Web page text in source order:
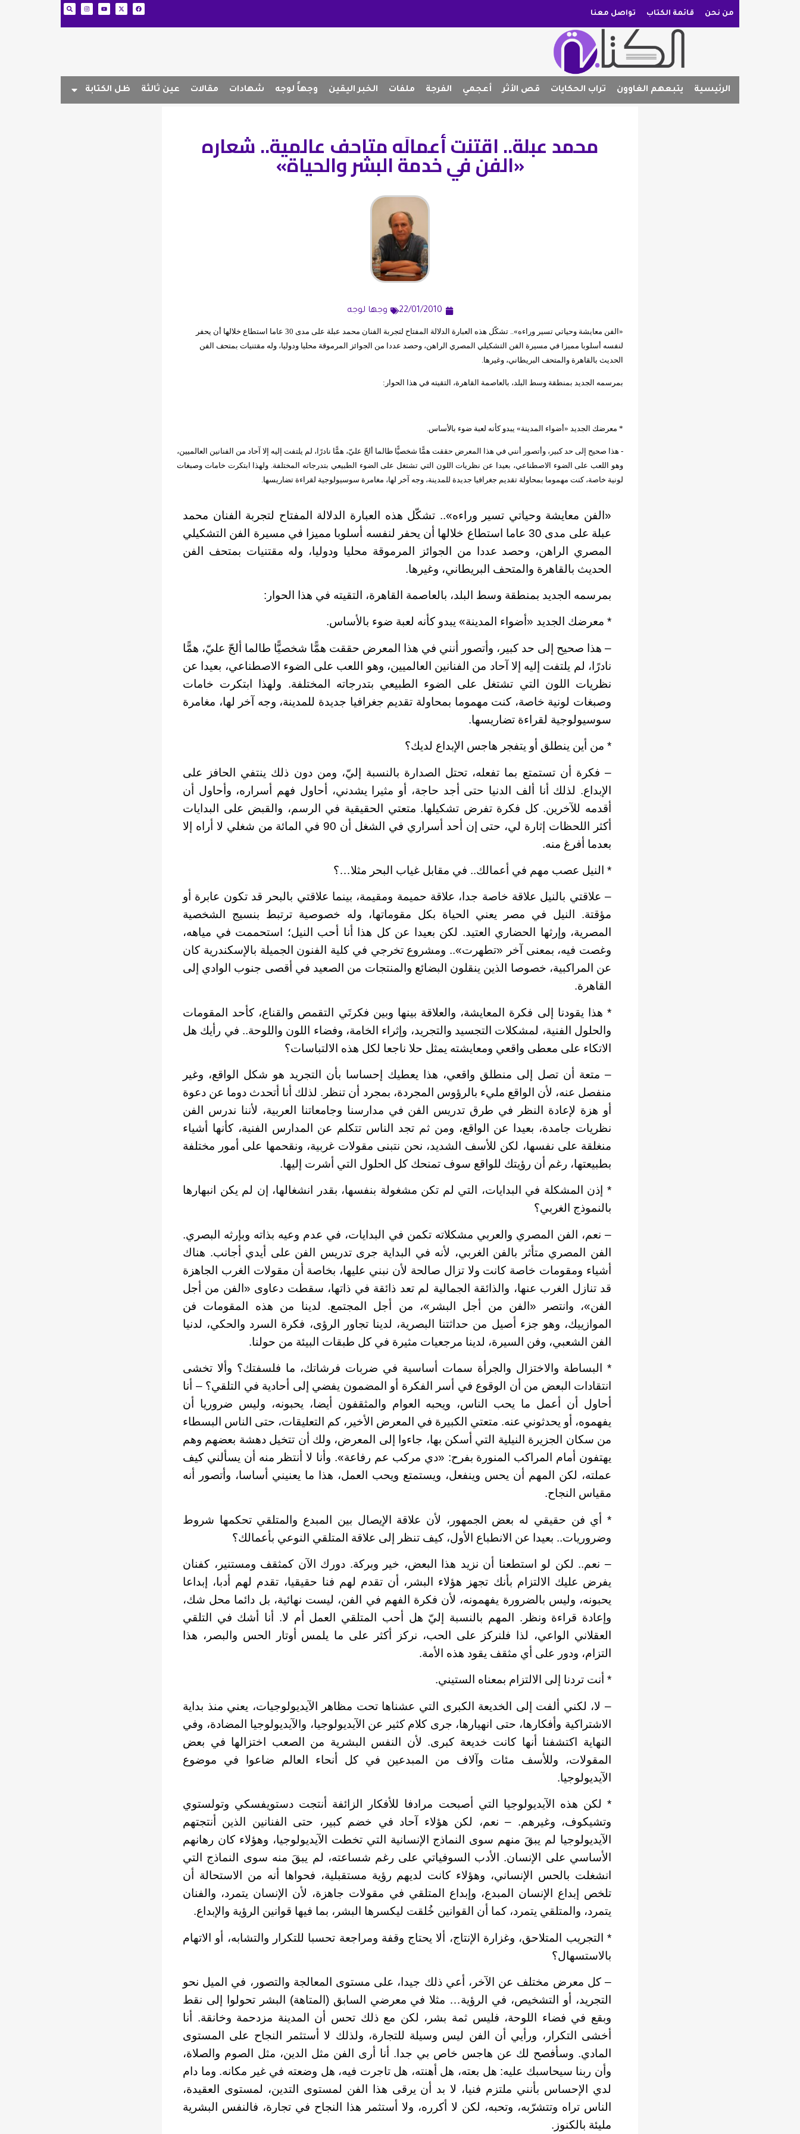
من نحن قائمة الكتاب تواصل معنا
الرئيسية يتبعهم الغاوون تراب الحكايات قص الأثر أعجمي الفرجة ملفات الخبر اليقين وجهاً لوجه شهادات مقالات عين ثالثة ظل الكتابة
محمد عبلة.. اقتنت أعمالَه متاحف عالمية.. شعاره
«الفن في خدمة البشر والحياة»
22/01/2010 وجها لوجه
«الفن معايشة وحياتي تسير وراءه».. تشكّل هذه العبارة الدلالة المفتاح لتجربة الفنان محمد عبلة على مدى 30 عاما استطاع خلالها أن يحفر
لنفسه أسلوبا مميزا في مسيرة الفن التشكيلي المصري الراهن، وحصد عددا من الجوائز المرموقة محليا ودوليا، وله مقتنيات بمتحف الفن
الحديث بالقاهرة والمتحف البريطاني، وغيرها.
بمرسمه الجديد بمنطقة وسط البلد، بالعاصمة القاهرة، التقيته في هذا الحوار:
* معرضك الجديد «أضواء المدينة» يبدو كأنه لعبة ضوء بالأساس.
- هذا صحيح إلى حد كبير، وأتصور أنني في هذا المعرض حققت همًّا شخصيًّا طالما ألحّ عليّ، همًّا نادرًا، لم يلتفت إليه إلا آحاد من الفنانين العالميين،
وهو اللعب على الضوء الاصطناعي، بعيدا عن نظريات اللون التي تشتغل على الضوء الطبيعي بتدرجاته المختلفة. ولهذا ابتكرت خامات وصبغات
لونية خاصة، كنت مهموما بمحاولة تقديم جغرافيا جديدة للمدينة، وجه آخر لها، مغامرة سوسيولوجية لقراءة تضاريسها.
«الفن معايشة وحياتي تسير وراءه».. تشكّل هذه العبارة الدلالة المفتاح لتجربة الفنان محمد
عبلة على مدى 30 عاما استطاع خلالها أن يحفر لنفسه أسلوبا مميزا في مسيرة الفن التشكيلي
المصري الراهن، وحصد عددا من الجوائز المرموقة محليا ودوليا، وله مقتنيات بمتحف الفن
الحديث بالقاهرة والمتحف البريطاني، وغيرها.
بمرسمه الجديد بمنطقة وسط البلد، بالعاصمة القاهرة، التقيته في هذا الحوار:
* معرضك الجديد «أضواء المدينة» يبدو كأنه لعبة ضوء بالأساس.
– هذا صحيح إلى حد كبير، وأتصور أنني في هذا المعرض حققت همًّا شخصيًّا طالما ألحّ عليّ، همًّا
نادرًا، لم يلتفت إليه إلا آحاد من الفنانين العالميين، وهو اللعب على الضوء الاصطناعي، بعيدا عن
نظريات اللون التي تشتغل على الضوء الطبيعي بتدرجاته المختلفة. ولهذا ابتكرت خامات
وصبغات لونية خاصة، كنت مهموما بمحاولة تقديم جغرافيا جديدة للمدينة، وجه آخر لها، مغامرة
سوسيولوجية لقراءة تضاريسها.
* من أين ينطلق أو يتفجر هاجس الإبداع لديك؟
– فكرة أن تستمتع بما تفعله، تحتل الصدارة بالنسبة إليّ، ومن دون ذلك ينتفي الحافز على
الإبداع. لذلك أنا ألف الدنيا حتى أجد حاجة، أو مثيرا يشدني، أحاول فهم أسراره، وأحاول أن
أقدمه للآخرين. كل فكرة تفرض تشكيلها. متعتي الحقيقية في الرسم، والقبض على البدايات
أكثر اللحظات إثارة لي، حتى إن أحد أسراري في الشغل أن 90 في المائة من شغلي لا أراه إلا
بعدما أفرغ منه.
* النيل عصب مهم في أعمالك.. في مقابل غياب البحر مثلا…؟
– علاقتي بالنيل علاقة خاصة جدا، علاقة حميمة ومقيمة، بينما علاقتي بالبحر قد تكون عابرة أو
مؤقتة. النيل في مصر يعني الحياة بكل مقوماتها، وله خصوصية ترتبط بنسيج الشخصية
المصرية، وإرثها الحضاري العتيد. لكن بعيدا عن كل هذا أنا أحب النيل؛ استحممت في مياهه،
وغصت فيه، بمعنى آخر «تطهرت».. ومشروع تخرجي في كلية الفنون الجميلة بالإسكندرية كان
عن المراكبية، خصوصا الذين ينقلون البضائع والمنتجات من الصعيد في أقصى جنوب الوادي إلى
القاهرة.
* هذا يقودنا إلى فكرة المعايشة، والعلاقة بينها وبين فكرتَي التقمص والقناع، كأحد المقومات
والحلول الفنية، لمشكلات التجسيد والتجريد، وإثراء الخامة، وفضاء اللون واللوحة.. في رأيك هل
الاتكاء على معطى واقعي ومعايشته يمثل حلا ناجعا لكل هذه الالتباسات؟
– متعة أن تصل إلى منطلق واقعي، هذا يعطيك إحساسا بأن التجريد هو شكل الواقع، وغير
منفصل عنه، لأن الواقع مليء بالرؤوس المجردة، بمجرد أن تنظر. لذلك أنا أتحدث دوما عن دعوة
أو هزة لإعادة النظر في طرق تدريس الفن في مدارسنا وجامعاتنا العربية، لأننا ندرس الفن
نظريات جامدة، بعيدا عن الواقع، ومن ثم تجد الناس تتكلم عن المدارس الفنية، كأنها أشياء
منغلقة على نفسها، لكن للأسف الشديد، نحن نتبنى مقولات غربية، ونقحمها على أمور مختلفة
بطبيعتها، رغم أن رؤيتك للواقع سوف تمنحك كل الحلول التي أشرت إليها.
* إذن المشكلة في البدايات، التي لم تكن مشغولة بنفسها، بقدر انشغالها، إن لم يكن انبهارها
بالنموذج الغربي؟
– نعم، الفن المصري والعربي مشكلاته تكمن في البدايات، في عدم وعيه بذاته وبإرثه البصري.
الفن المصري متأثر بالفن الغربي، لأنه في البداية جرى تدريس الفن على أيدي أجانب. هناك
أشياء ومقومات خاصة كانت ولا تزال صالحة لأن نبني عليها، بخاصة أن مقولات الغرب الجاهزة
قد تنازل الغرب عنها، والذائقة الجمالية لم تعد ذائقة في ذاتها، سقطت دعاوى «الفن من أجل
الفن»، وانتصر «الفن من أجل البشر»، من أجل المجتمع. لدينا من هذه المقومات فن
الموازييك، وهو جزء أصيل من حداثتنا البصرية، لدينا تجاور الرؤى، فكرة السرد والحكي، لدنيا
الفن الشعبي، وفن السيرة، لدينا مرجعيات مثيرة في كل طبقات البيئة من حولنا.
* البساطة والاختزال والجرأة سمات أساسية في ضربات فرشاتك، ما فلسفتك؟ وألا تخشى
انتقادات البعض من أن الوقوع في أسر الفكرة أو المضمون يفضي إلى أحادية في التلقي؟ – أنا
أحاول أن أعمل ما يحب الناس، ويحبه العوام والمثقفون أيضا، يحبونه، وليس ضروريا أن
يفهموه، أو يحدثوني عنه. متعتي الكبيرة في المعرض الأخير، كم التعليقات، حتى الناس البسطاء
من سكان الجزيرة النيلية التي أسكن بها، جاءوا إلى المعرض، ولك أن تتخيل دهشة بعضهم وهم
يهتفون أمام المراكب المنورة بفرح: «دي مركب عم رفاعة». وأنا لا أنتظر منه أن يسألني كيف
عملته، لكن المهم أن يحس وينفعل، ويستمتع ويحب العمل، هذا ما يعنيني أساسا، وأتصور أنه
مقياس النجاح.
* أي فن حقيقي له بعض الجمهور، لأن علاقة الإيصال بين المبدع والمتلقي تحكمها شروط
وضروريات.. بعيدا عن الانطباع الأول، كيف تنظر إلى علاقة المتلقي النوعي بأعمالك؟
– نعم.. لكن لو استطعنا أن نزيد هذا البعض، خير وبركة. دورك الآن كمثقف ومستنير، كفنان
يفرض عليك الالتزام بأنك تجهز هؤلاء البشر، أن تقدم لهم فنا حقيقيا، تقدم لهم أدبا، إبداعا
يحبونه، وليس بالضرورة يفهمونه، لأن فكرة الفهم في الفن، ليست نهائية، بل دائما محل شك،
وإعادة قراءة ونظر. المهم بالنسبة إليّ هل أحب المتلقي العمل أم لا. أنا أشك في التلقي
العقلاني الواعي، لذا فلنركز على الحب، نركز أكثر على ما يلمس أوتار الحس والبصر، هذا
التزام، ودور على أي مثقف يقود هذه الأمة.
* أنت تردنا إلى الالتزام بمعناه الستيني.
– لا، لكني ألفت إلى الخديعة الكبرى التي عشناها تحت مظاهر الآيديولوجيات، يعني منذ بداية
الاشتراكية وأفكارها، حتى انهيارها، جرى كلام كثير عن الآيديولوجيا، والآيديولوجيا المضادة، وفي
النهاية اكتشفنا أنها كانت خديعة كبرى. لأن النفس البشرية من الصعب اختزالها في بعض
المقولات، وللأسف مئات وآلاف من المبدعين في كل أنحاء العالم ضاعوا في موضوع
الآيديولوجيا.
* لكن هذه الآيديولوجيا التي أصبحت مرادفا للأفكار الزائفة أنتجت دستويفسكي وتولستوي
وتشيكوف، وغيرهم. – نعم، لكن هؤلاء آحاد في خضم كبير، حتى الفنانين الذين أنتجتهم
الآيديولوجيا لم يبقَ منهم سوى النماذج الإنسانية التي تخطت الآيديولوجيا، وهؤلاء كان رهانهم
الأساسي على الإنسان. الأدب السوفياتي على رغم شساعته، لم يبقَ منه سوى النماذج التي
انشغلت بالحس الإنساني، وهؤلاء كانت لديهم رؤية مستقبلية، فحواها أنه من الاستحالة أن
تلخص إبداع الإنسان المبدع، وإبداع المتلقي في مقولات جاهزة، لأن الإنسان يتمرد، والفنان
يتمرد، والمتلقي يتمرد، كما أن القوانين خُلقت ليكسرها البشر، بما فيها قوانين الرؤية والإبداع.
* التجريب المتلاحق، وغزارة الإنتاج، ألا يحتاج وقفة ومراجعة تحسبا للتكرار والتشابه، أو الاتهام
بالاستسهال؟
– كل معرض مختلف عن الآخر، أعي ذلك جيدا، على مستوى المعالجة والتصور، في الميل نحو
التجريد، أو التشخيص، في الرؤية… مثلا في معرضي السابق (المتاهة) البشر تحولوا إلى نقط
وبقع في فضاء اللوحة، فليس ثمة بشر، لكن مع ذلك تحس أن المدينة مزدحمة وخانقة. أنا
أخشى التكرار، ورأيي أن الفن ليس وسيلة للتجارة، ولذلك لا أستثمر النجاح على المستوى
المادي. وسأفصح لك عن هاجس خاص بي جدا. أنا أرى الفن مثل الدين، مثل الصوم والصلاة،
وأن ربنا سيحاسبك عليه: هل بعته، هل أهنته، هل تاجرت فيه، هل وضعته في غير مكانه. وما دام
لدي الإحساس بأنني ملتزم فنيا، لا بد أن يرقى هذا الفن لمستوى التدين، لمستوى العقيدة،
الناس تراه وتتشرّبه، وتحبه، لكن لا أكرره، ولا أستثمر هذا النجاح في تجارة، فالنفس البشرية
مليئة بالكنوز.